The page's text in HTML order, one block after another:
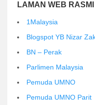
LAMAN WEB RASMI
1Malaysia
Blogspot YB Nizar
BN – Perak
Parlimen Malaysia
Pemuda UMNO
Pemuda UMNO Parit